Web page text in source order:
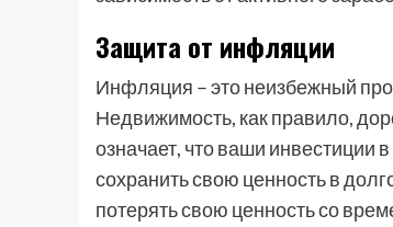
Защита от инфляции
Инфляция – это неизбежный
Недвижимость, как правило,
означает, что ваши инвестиции
сохранить свою ценность в
потерять свою ценность со